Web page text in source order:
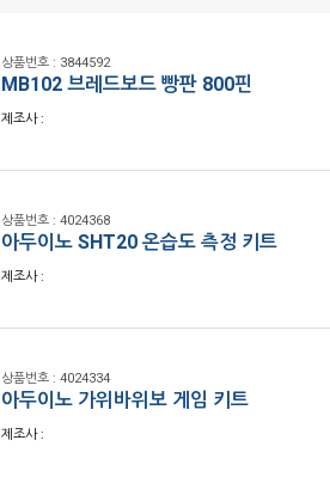
상품번호 : 3844592
MB102 브레드보드 빵판 800핀
제조사 :
상품번호 : 4024368
아두이노 SHT20 온습도 측정 키트
제조사 :
상품번호 : 4024334
아두이노 가위바위보 게임 키트
제조사 :